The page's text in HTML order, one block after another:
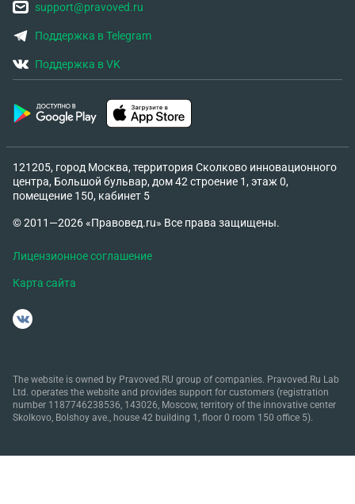
support@pravoved.ru
Поддержка в Telegram
Поддержка в VK
121205, город Москва, территория Сколково инновационного
центра, Большой бульвар, дом 42 строение 1, этаж 0,
помещение 150, кабинет 5
© 2011—2026 «Правовед.ru» Все права защищены.
Лицензионное соглашение
Карта сайта
The website is owned by Pravoved.RU group of companies. Pravoved.Ru Lab
Ltd. operates the website and provides support for customers (registration
number 1187746238536, 143026, Moscow, territory of the innovative center
Skolkovo, Bolshoy ave., house 42 building 1, floor 0 room 150 office 5).